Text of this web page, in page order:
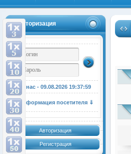
Авторизация
У нас - 09.08.2026 19:38:00
Информация посетителя ⇓
Авторизация
Регистрация